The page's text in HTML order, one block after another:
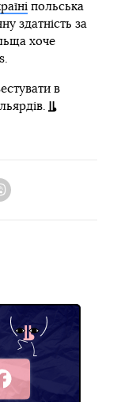
польська
здатність за
хоче
в